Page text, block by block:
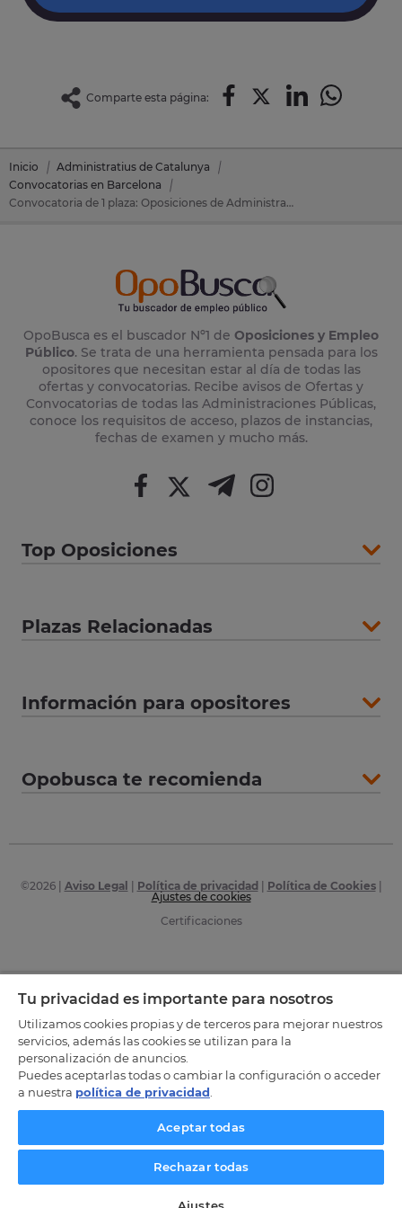
Comparte esta página:
Inicio
Administratius de Catalunya
Convocatorias en Barcelona
Convocatoria de 1 plaza: Oposiciones de Administratius de Catalunya en Montgat (Barcelona)
OpoBusca es el buscador Nº1 de Oposiciones y Empleo
Público. Se trata de una herramienta pensada para los
opositores que necesitan estar al día de todas las
ofertas y convocatorias. Recibe avisos de Ofertas y
Convocatorias de todas las Administraciones Públicas,
conoce los requisitos de acceso, plazos de instancias,
fechas de examen y mucho más.
Top Oposiciones
Plazas Relacionadas
Información para opositores
Opobusca te recomienda
©2026| Aviso Legal Política de privacidad Política de Cookies|
Ajustes de cookies
Certificaciones
Tu privacidad es importante para nosotros
Utilizamos cookies propias y de terceros para mejorar nuestros
servicios, además las cookies se utilizan para la
personalización de anuncios.
Puedes aceptarlas todas o cambiar la configuración o acceder
a nuestra política de privacidad
Aceptar todas
Rechazar todas